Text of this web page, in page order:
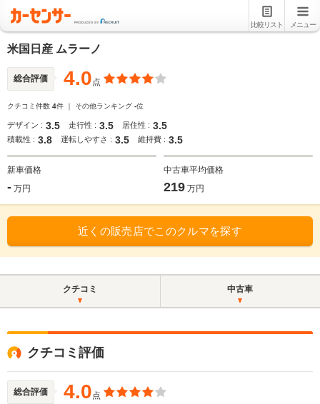
比較リスト メニュー
米国日産 ムラーノ
総合評価 4.0点
クチコミ件数 4件 ｜ その他ランキング -位
デザイン : 3.5 走行性 : 3.5 居住性 : 3.5
積載性 : 3.8 運転しやすさ : 3.5 維持費 : 3.5
新車価格
- 万円
中古車平均価格
219 万円
近くの販売店でこのクルマを探す
クチコミ 中古車
クチコミ評価
総合評価 4.0点